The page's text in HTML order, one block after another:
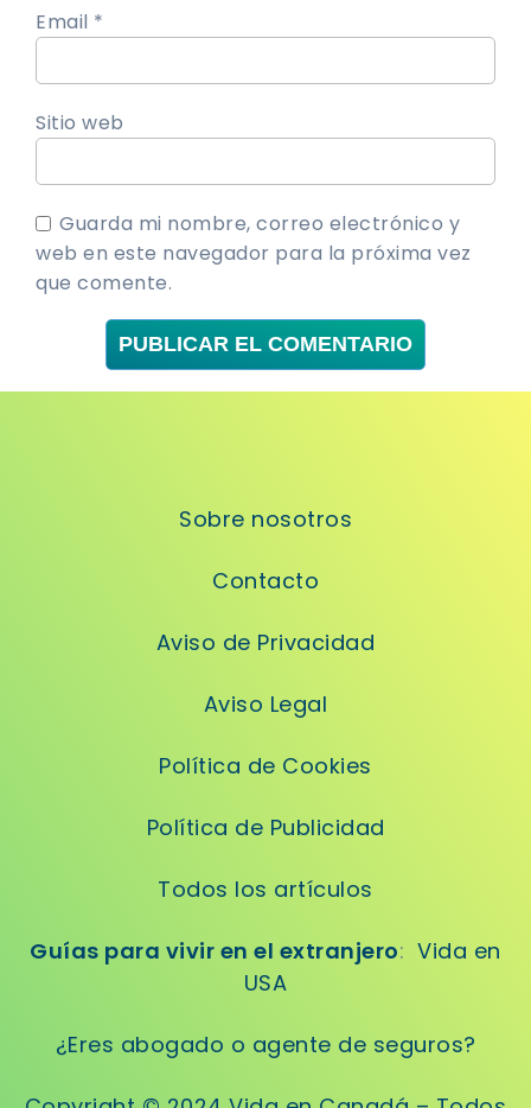
Email *
Sitio web
Guarda mi nombre, correo electrónico y
web en este navegador para la próxima vez
que comente.
Sobre nosotros
Contacto
Aviso de Privacidad
Aviso Legal
Política de Cookies
Política de Publicidad
Todos los artículos
Guías para vivir en el extranjero:Vida en
USA
¿Eres abogado o agente de seguros?